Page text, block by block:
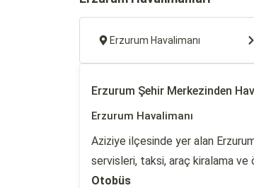
Erzurum Havalimanı
Erzurum Şehir Merkezinden
Erzurum Havalimanı
Aziziye ilçesinde yer alan
servisleri, taksi, araç kiralama
Otobüs